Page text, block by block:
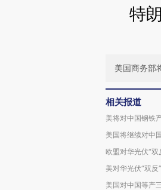
特
美国商务部
相关报道
美将对中国钢铁
美国将继续对中
欧盟对华光伏“双
美对华光伏“双反
美国对中国等产